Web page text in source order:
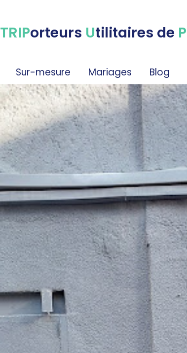
TRIPorteurs Utilitaires de P
Sur-mesure Mariages Blog